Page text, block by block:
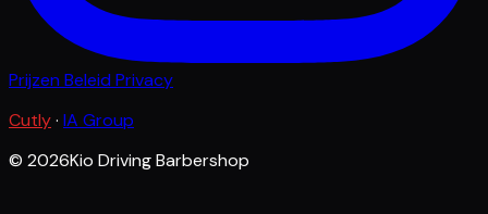
Prijzen Beleid Privacy
Cutly· IA Group
© 2026Kio Driving Barbershop